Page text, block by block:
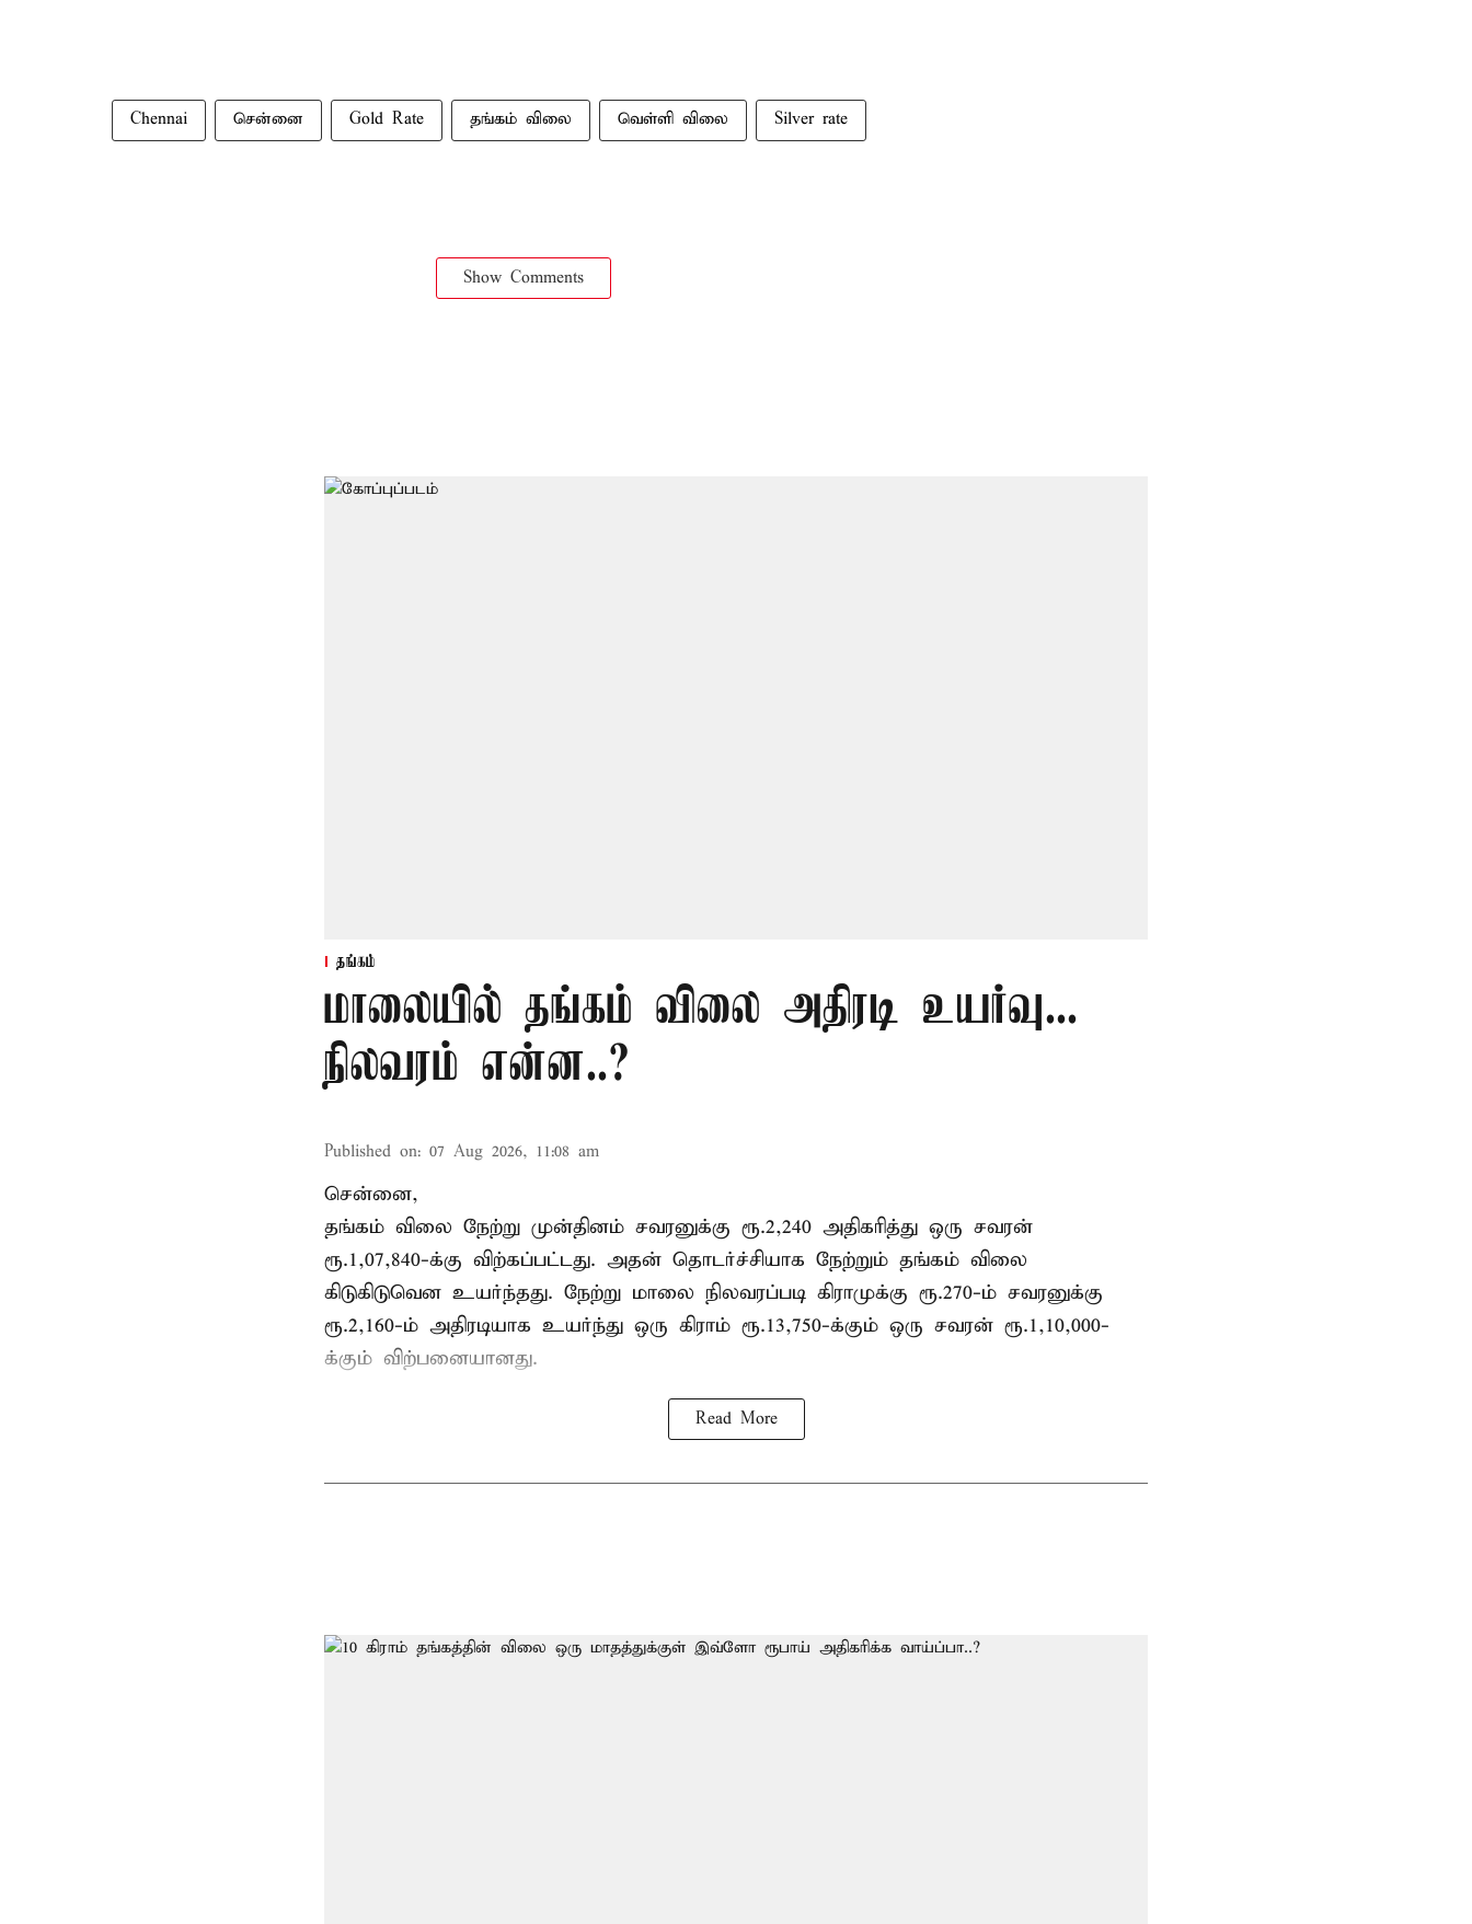
Chennai சென்னை Gold Rate தங்கம் விலை வெள்ளி விலை Silver rate
Show Comments
தங்கம்
மாலையில் தங்கம் விலை அதிரடி உயர்வு...
நிலவரம் என்ன..?
Published on: 07 Aug 2026, 11:08 am
சென்னை,
தங்கம் விலை நேற்று முன்தினம் சவரனுக்கு ரூ.2,240 அதிகரித்து ஒரு சவரன்
ரூ.1,07,840-க்கு விற்கப்பட்டது. அதன் தொடர்ச்சியாக நேற்றும் தங்கம் விலை
கிடுகிடுவென உயர்ந்தது. நேற்று மாலை நிலவரப்படி கிராமுக்கு ரூ.270-ம் சவரனுக்கு
ரூ.2,160-ம் அதிரடியாக உயர்ந்து ஒரு கிராம் ரூ.13,750-க்கும் ஒரு சவரன் ரூ.1,10,000-
க்கும் விற்பனையானது.
Read More